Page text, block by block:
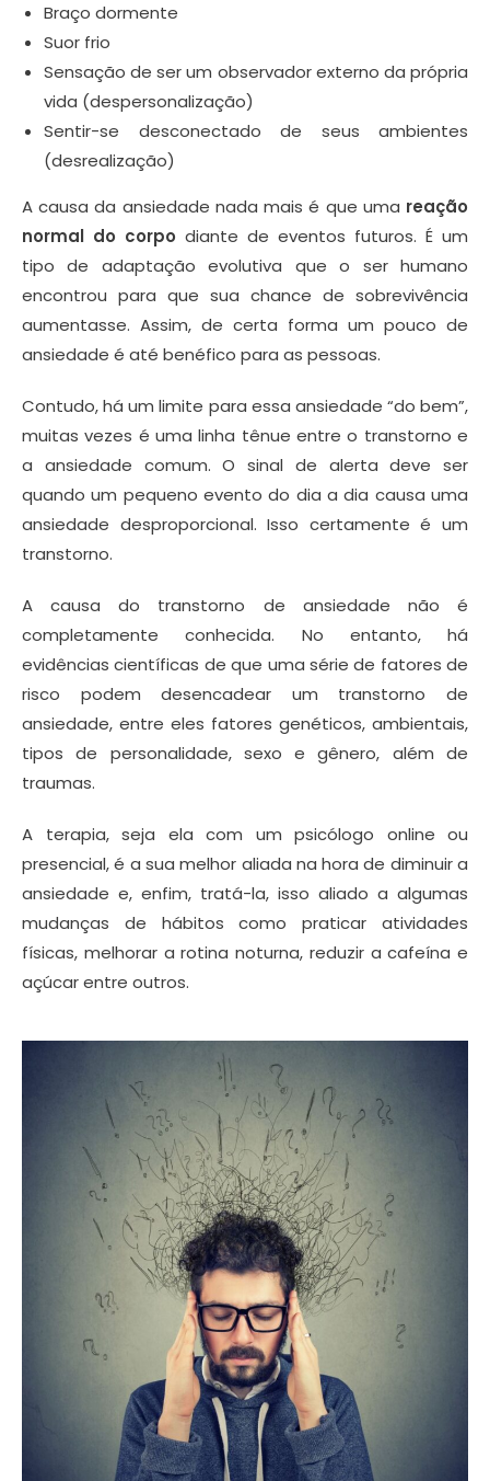
Braço dormente
Suor frio
Sensação de ser um observador externo da própria
vida (despersonalização)
Sentir-se desconectado de seus ambientes
(desrealização)
A causa da ansiedade nada mais é que uma reação
normal do corpo diante de eventos futuros. É um
tipo de adaptação evolutiva que o ser humano
encontrou para que sua chance de sobrevivência
aumentasse. Assim, de certa forma um pouco de
ansiedade é até benéfico para as pessoas.
Contudo, há um limite para essa ansiedade “do bem”,
muitas vezes é uma linha tênue entre o transtorno e
a ansiedade comum. O sinal de alerta deve ser
quando um pequeno evento do dia a dia causa uma
ansiedade desproporcional. Isso certamente é um
transtorno.
A causa do transtorno de ansiedade não é
completamente conhecida. No entanto, há
evidências científicas de que uma série de fatores de
risco podem desencadear um transtorno de
ansiedade, entre eles fatores genéticos, ambientais,
tipos de personalidade, sexo e gênero, além de
traumas.
A terapia, seja ela com um psicólogo online ou
presencial, é a sua melhor aliada na hora de diminuir a
ansiedade e, enfim, tratá-la, isso aliado a algumas
mudanças de hábitos como praticar atividades
físicas, melhorar a rotina noturna, reduzir a cafeína e
açúcar entre outros.